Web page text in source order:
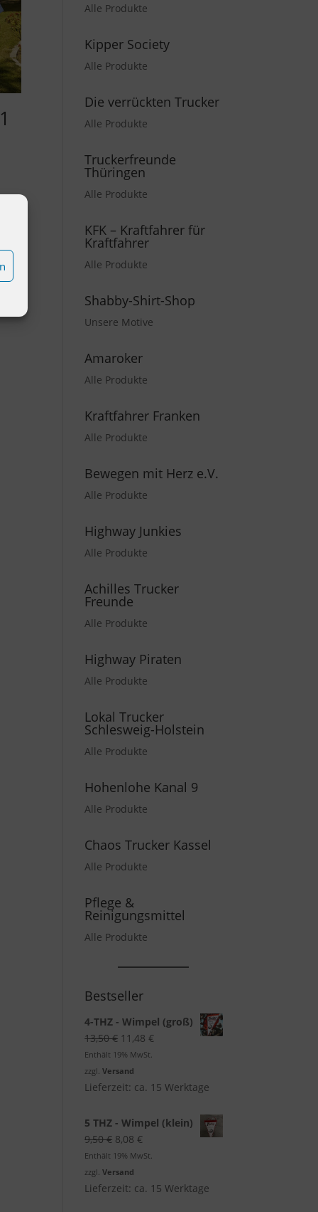
Alle Produkte
Kipper Society
Alle Produkte
Die verrückten Trucker
Alle Produkte
Truckerfreunde
Thüringen
Alle Produkte
KFK – Kraftfahrer für
Kraftfahrer
Alle Produkte
Shabby-Shirt-Shop
Unsere Motive
Amaroker
Alle Produkte
Kraftfahrer Franken
Alle Produkte
Bewegen mit Herz e.V.
Alle Produkte
Highway Junkies
Alle Produkte
Achilles Trucker
Freunde
Alle Produkte
Highway Piraten
Alle Produkte
Lokal Trucker
Schlesweig-Holstein
Alle Produkte
Hohenlohe Kanal 9
Alle Produkte
Chaos Trucker Kassel
Alle Produkte
Pflege &
Reinigungsmittel
Alle Produkte
Bestseller
4-THZ - Wimpel (groß)
13,50€ Ursprünglicher
Preis
war:
13,50 €
11,48 €
11,48 €.
Enthält 19% MwSt.
zzgl.Versand
Lieferzeit: ca. 15 Werktage
5 THZ - Wimpel (klein)
9,50€ Ursprünglicher
Preis
war:
9,50 €
8,08 €
Preis
8,08 €.
Enthält 19% MwSt.
zzgl.Versand
Lieferzeit: ca. 15 Werktage